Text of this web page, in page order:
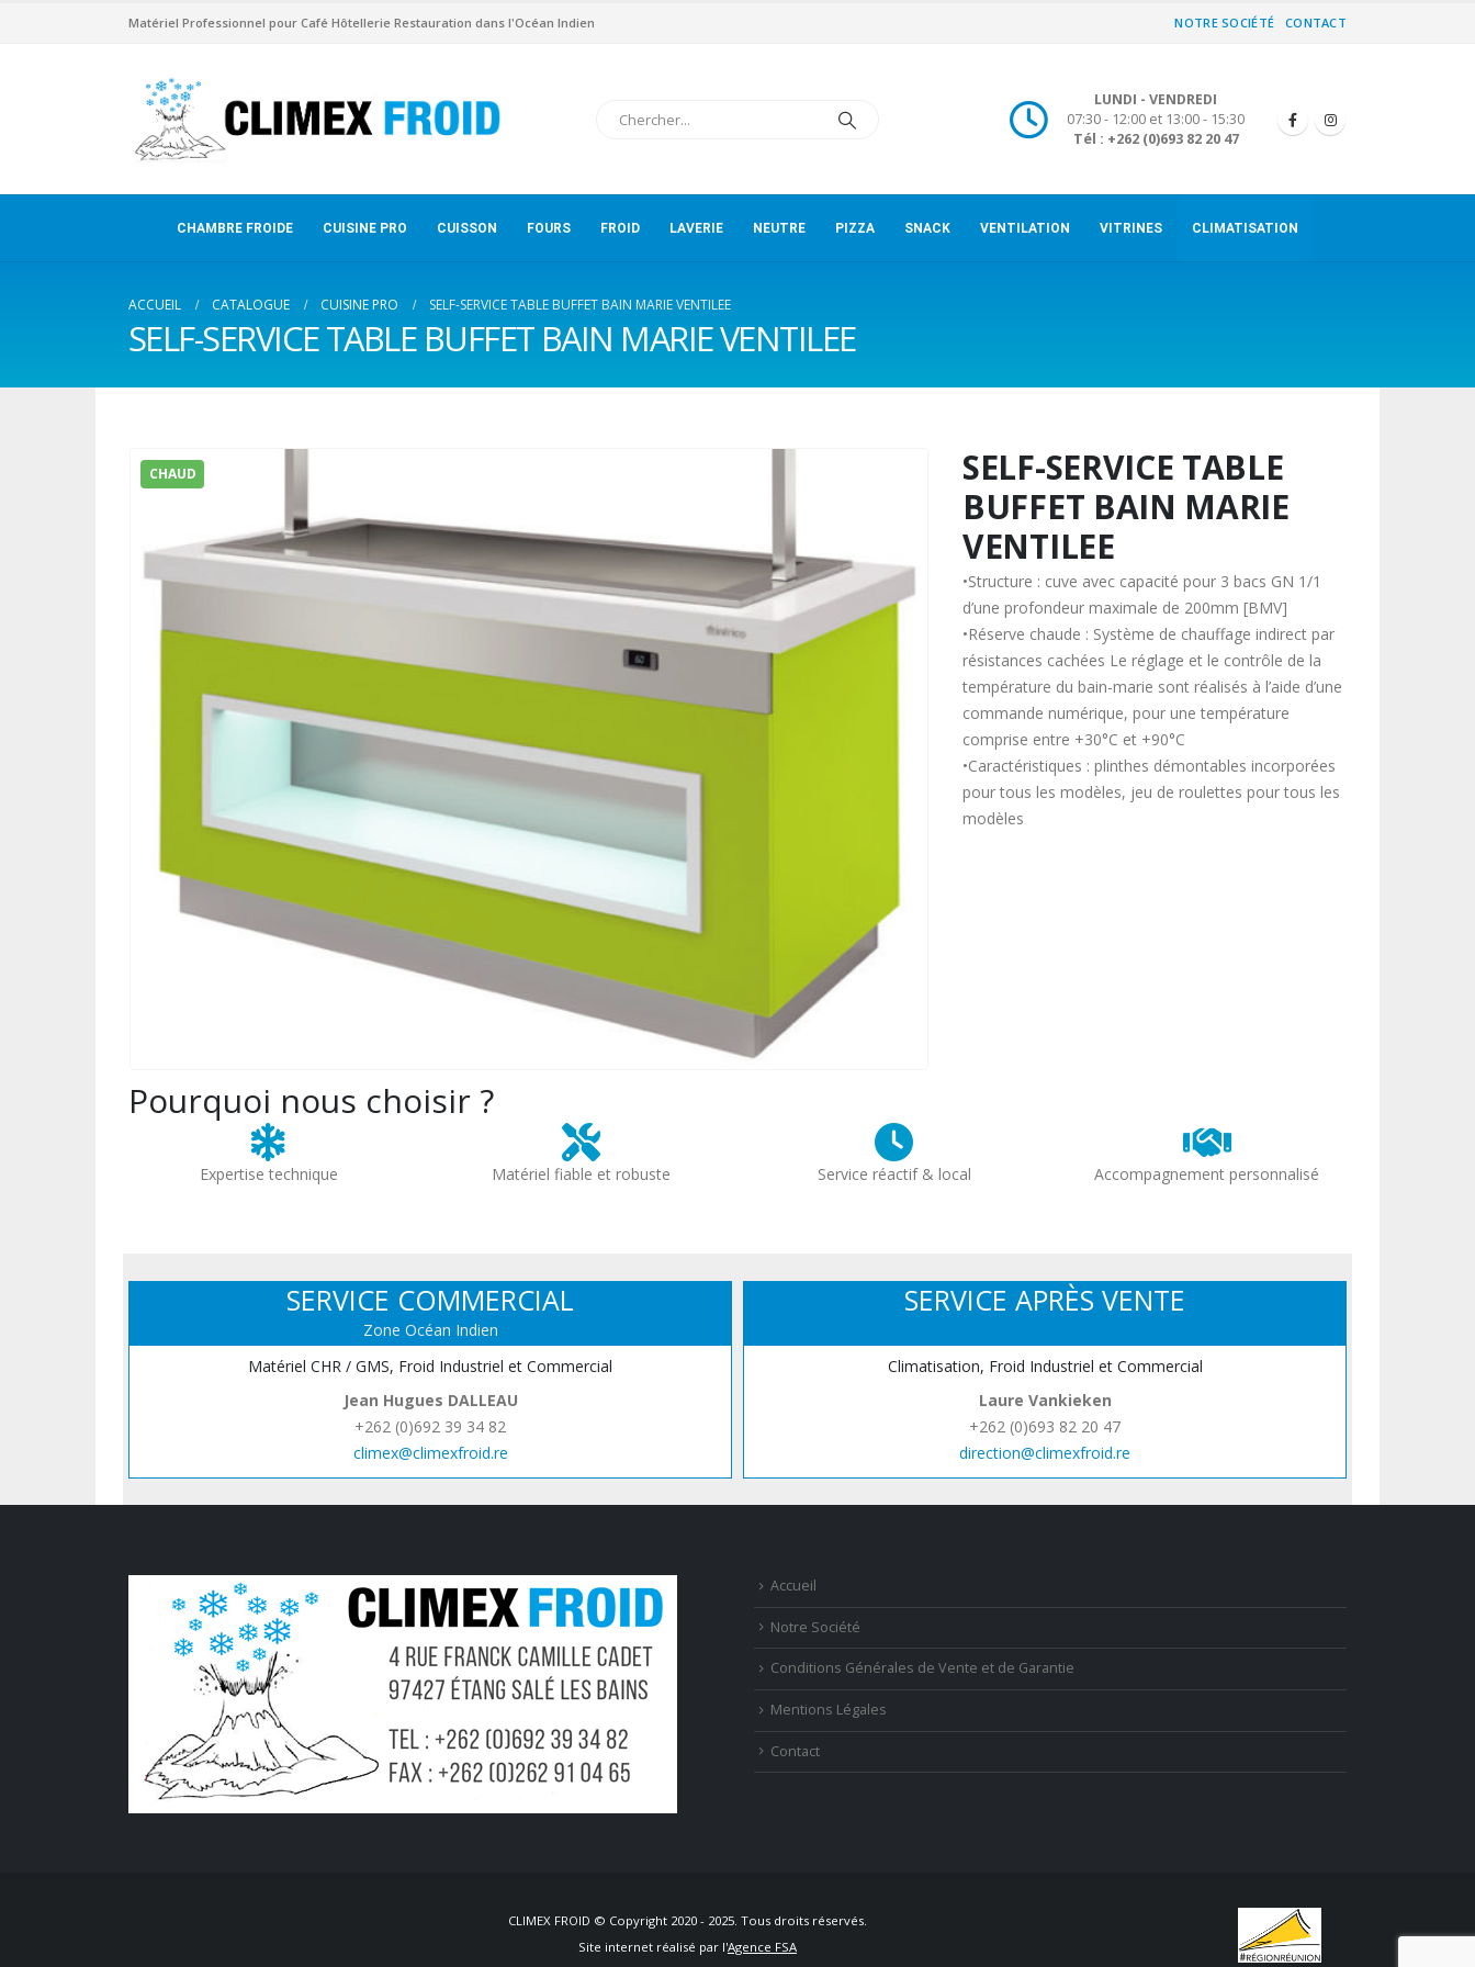
Matériel Professionnel pour Café Hôtellerie Restauration dans l'Océan Indien NOTRE SOCIÉTÉ CONTACT
LUNDI - VENDREDI
07:30 - 12:00 et 13:00 - 15:30
Tél : +262 (0)693 82 20 47
CHAMBRE FROIDE CUISINE PRO CUISSON FOURS FROID LAVERIE NEUTRE PIZZA SNACK VENTILATION VITRINES CLIMATISATION
ACCUEIL CATALOGUE CUISINE PRO SELF-SERVICE TABLE BUFFET BAIN MARIE VENTILEE
SELF-SERVICE TABLE BUFFET BAIN MARIE VENTILEE
CHAUD
SELF-SERVICE TABLE
BUFFET BAIN MARIE
VENTILEE
•Structure : cuve avec capacité pour 3 bacs GN 1/1
d’une profondeur maximale de 200mm [BMV]
•Réserve chaude : Système de chauffage indirect par
résistances cachées Le réglage et le contrôle de la
température du bain-marie sont réalisés à l’aide d’une
commande numérique, pour une température
comprise entre +30°C et +90°C
•Caractéristiques : plinthes démontables incorporées
pour tous les modèles, jeu de roulettes pour tous les
modèles
Pourquoi nous choisir ?
Expertise technique Matériel fiable et robuste Service réactif & local Accompagnement personnalisé
SERVICE COMMERCIAL
Zone Océan Indien
Matériel CHR / GMS, Froid Industriel et Commercial
Jean Hugues DALLEAU
+262 (0)692 39 34 82
climex@climexfroid.re
SERVICE APRÈS VENTE
Climatisation, Froid Industriel et Commercial
Laure Vankieken
+262 (0)693 82 20 47
direction@climexfroid.re
Accueil
Notre Société
Conditions Générales de Vente et de Garantie
Mentions Légales
Contact
CLIMEX FROID © Copyright 2020 - 2025. Tous droits réservés.
Site internet réalisé par l'Agence FSA